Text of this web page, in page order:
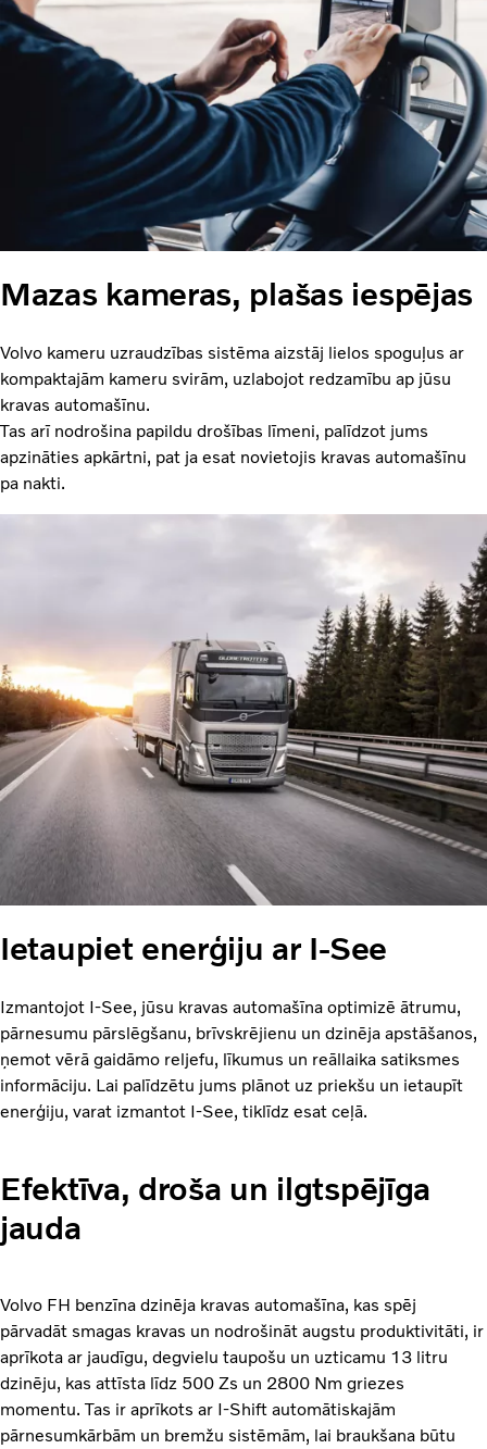
Mazas kameras, plašas iespējas
Volvo kameru uzraudzības sistēma aizstāj lielos spoguļus ar
kompaktajām kameru svirām, uzlabojot redzamību ap jūsu
kravas automašīnu.
Tas arī nodrošina papildu drošības līmeni, palīdzot jums
apzināties apkārtni, pat ja esat novietojis kravas automašīnu
pa nakti.
Ietaupiet enerģiju ar I-See
Izmantojot I-See, jūsu kravas automašīna optimizē ātrumu,
pārnesumu pārslēgšanu, brīvskrējienu un dzinēja apstāšanos,
ņemot vērā gaidāmo reljefu, līkumus un reāllaika satiksmes
informāciju. Lai palīdzētu jums plānot uz priekšu un ietaupīt
enerģiju, varat izmantot I-See, tiklīdz esat ceļā.
Efektīva, droša un ilgtspējīga
jauda
Volvo FH benzīna dzinēja kravas automašīna, kas spēj
pārvadāt smagas kravas un nodrošināt augstu produktivitāti, ir
aprīkota ar jaudīgu, degvielu taupošu un uzticamu 13 litru
dzinēju, kas attīsta līdz 500 Zs un 2800 Nm griezes
momentu. Tas ir aprīkots ar I-Shift automātiskajām
pārnesumkārbām un bremžu sistēmām, lai braukšana būtu